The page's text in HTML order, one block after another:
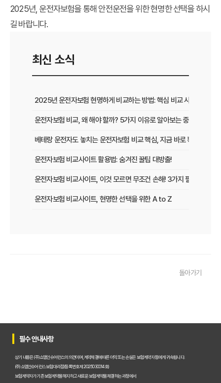
2025년, 운전자보험을 통해 안전운전을 위한 현명한 선택을 하시
길 바랍니다.
최신 소식
2025년 운전자보험 현명하게 비교하는 방법: 핵심 비교 사이트 활용
운전자보험 비교, 왜 해야 할까? 5가지 이유로 알아보는 중요성
베테랑 운전자도 놓치는 운전자보험 비교 핵심, 지금 바로 확인하세요!
운전자보험 비교사이트 활용법: 숨겨진 꿀팁 대방출!
운전자보험 비교사이트, 이것 모르면 무조건 손해! 3가지 필수 확인 사
운전자보험 비교사이트, 현명한 선택을 위한 A to Z
운전자보험 비교사이트 활용법: 숨겨진 혜택과 주의사항 완벽 분석
운전자보험 비교사이트 활용법, 전문가가 알려주는 숨겨진 꿀팁 대방
"나만 몰랐네?" 운전자보험 비교사이트 선택, 이것만 알면 보험료 절
"교통사고, 이제 두렵지 않아!" 운전자보험 비교, 내 상황에 맞는 최적
돌아가기
필수 안내사항
상기 내용은 (주)쇼엠인슈어런스의 의견이며, 계약체결에 따른 이익 또는 손실은 보험계약자 등에게 귀속됩니다.
(주)쇼엠인슈어런스 보험대리점(등록번호 제2025030014호)
보험계약자가 기존 보험계약을 해지하고 새로운 보험계약을 체결하는 과정에서